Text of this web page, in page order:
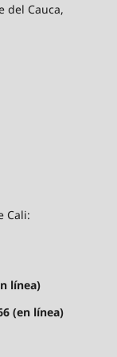
del Cauca,
Cali:
línea)
(en línea)